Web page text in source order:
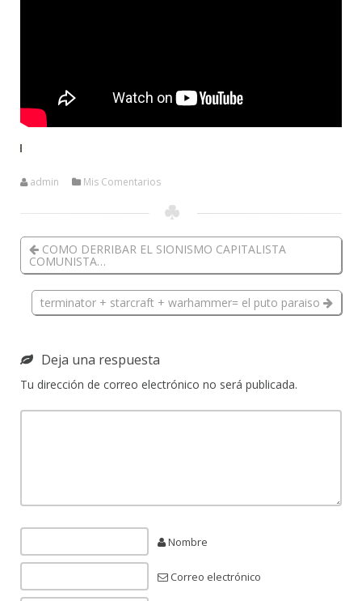
admin Mis Comentarios
COMO DERRIBAR EL SIONISMO CAPITALISTA
COMUNISTA…
terminator + starcraft + warhammer= el puto paraiso
Deja una respuesta
Tu dirección de correo electrónico no será publicada.
Nombre
Correo electrónico